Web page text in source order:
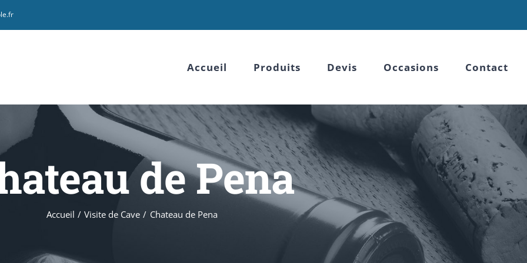
Accueil Produits Devis Occasions Contact
de Pena
Accueil Visite de Cave Chateau de Pena